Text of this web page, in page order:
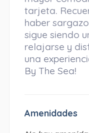
tarjeta.
haber
sigue siendo
relajarse y
una
By The Sea!
Amenidades